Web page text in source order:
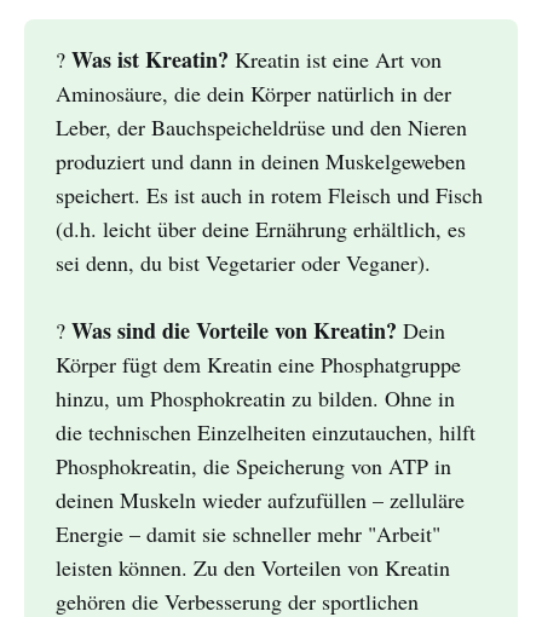
? Was ist Kreatin? Kreatin ist eine Art von
Aminosäure, die dein Körper natürlich in der
Leber, der Bauchspeicheldrüse und den Nieren
produziert und dann in deinen Muskelgeweben
speichert. Es ist auch in rotem Fleisch und Fisch
(d.h. leicht über deine Ernährung erhältlich, es
sei denn, du bist Vegetarier oder Veganer).
? Was sind die Vorteile von Kreatin? Dein
Körper fügt dem Kreatin eine Phosphatgruppe
hinzu, um Phosphokreatin zu bilden. Ohne in
die technischen Einzelheiten einzutauchen, hilft
Phosphokreatin, die Speicherung von ATP in
deinen Muskeln wieder aufzufüllen – zelluläre
Energie – damit sie schneller mehr "Arbeit"
leisten können. Zu den Vorteilen von Kreatin
gehören die Verbesserung der sportlichen